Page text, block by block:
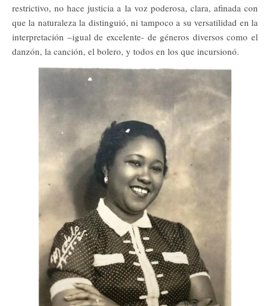
restrictivo, no hace justicia a la voz poderosa, clara, afinada con
que la naturaleza la distinguió, ni tampoco a su versatilidad en la
interpretación –igual de excelente- de géneros diversos como el
danzón, la canción, el bolero, y todos en los que incursionó.